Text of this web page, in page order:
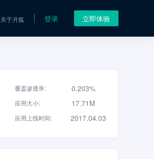
关于月狐 登录 立即体验
覆盖渗透率: 0.203%
应用大小: 17.71M
应用上线时间: 2017.04.03